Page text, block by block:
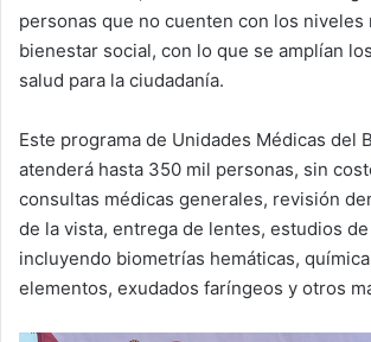
personas que no cuenten con los niveles
bienestar social, con lo que se amplían
salud para la ciudadanía.
Este programa de Unidades Médicas del
atenderá hasta 350 mil personas, sin
consultas médicas generales, revisión
de la vista, entrega de lentes, estudios
incluyendo biometrías hemáticas,
elementos, exudados faríngeos y otros